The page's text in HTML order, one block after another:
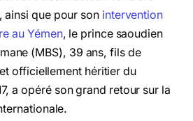
ainsi que pour son intervention
au Yémen, le prince saoudien
(MBS), 39 ans, fils de
officiellement héritier du
a opéré son grand retour sur la